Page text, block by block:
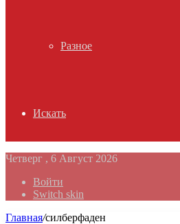
Разное
Искать
Четверг , 6 Август 2026
Войти
Switch skin
Главная/силберфаден